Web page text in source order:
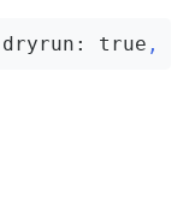
dryrun: true ,